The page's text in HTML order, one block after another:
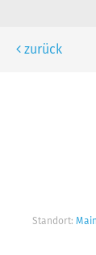
Angemeldete
zurück
Standort: